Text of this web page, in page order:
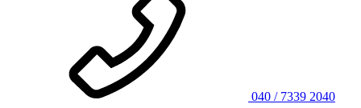
040 / 7339 2040